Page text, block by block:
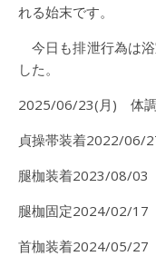
れる始末です。
今日も排泄行為は
した。
2025/06/23(月) 体調
貞操帯装着2022/06/
腿枷装着2023/08/03
腿枷固定2024/02/17
首枷装着2024/05/27